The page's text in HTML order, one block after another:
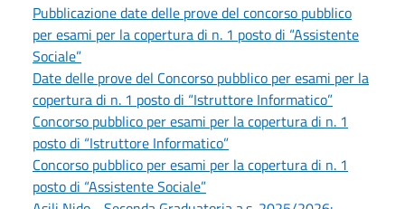
Pubblicazione date delle prove del concorso pubblico
per esami per la copertura di n. 1 posto di “Assistente
Sociale”
Date delle prove del Concorso pubblico per esami per la
copertura di n. 1 posto di “Istruttore Informatico”
Concorso pubblico per esami per la copertura di n. 1
posto di “Istruttore Informatico”
Concorso pubblico per esami per la copertura di n. 1
posto di “Assistente Sociale”